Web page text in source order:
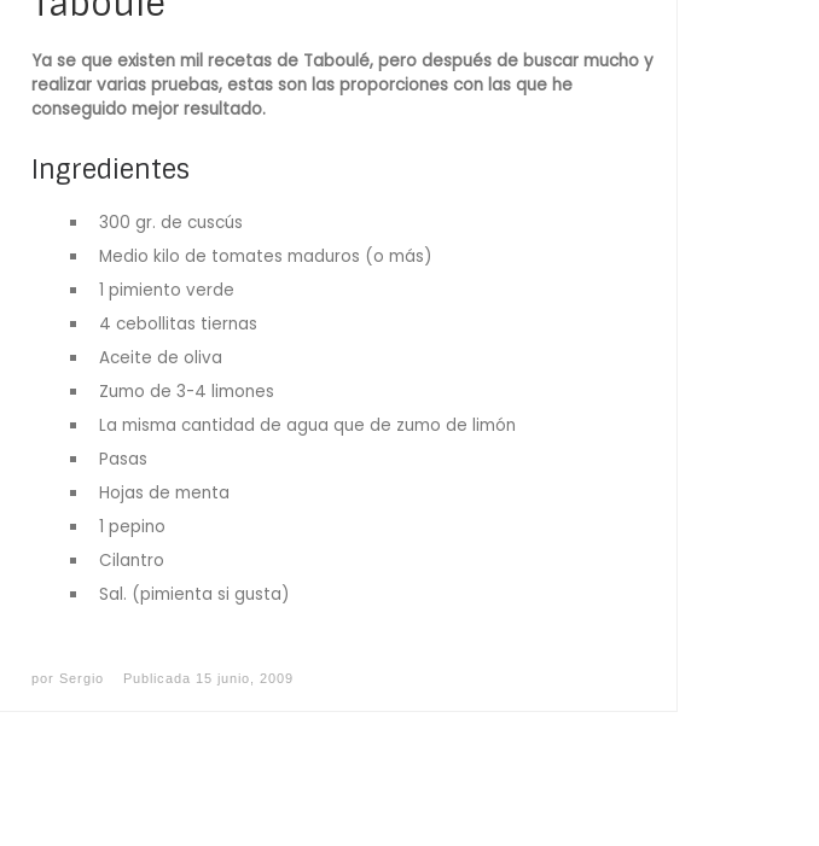
Ya se que existen mil recetas de Taboulé, pero después de buscar mucho y
realizar varias pruebas, estas son las proporciones con las que he
conseguido mejor resultado.
Ingredientes
300 gr. de cuscús
Medio kilo de tomates maduros (o más)
1 pimiento verde
4 cebollitas tiernas
Aceite de oliva
Zumo de 3-4 limones
La misma cantidad de agua que de zumo de limón
Pasas
Hojas de menta
1 pepino
Cilantro
Sal. (pimienta si gusta)
por Sergio Publicada 15 junio, 2009